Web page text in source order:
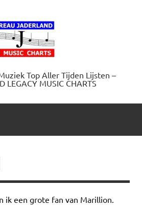
Top Aller Tijden Lijsten –
LEGACY MUSIC CHARTS
ik een grote fan van Marillion.